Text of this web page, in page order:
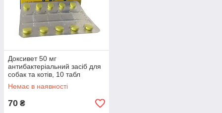
Доксивет 50 мг
антибактеріальний засіб для
собак та котів, 10 табл
Немає в наявності
70 ₴